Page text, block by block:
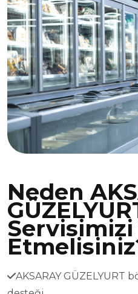
Neden
Servisimizi
AKSARAY GÜZELYURT